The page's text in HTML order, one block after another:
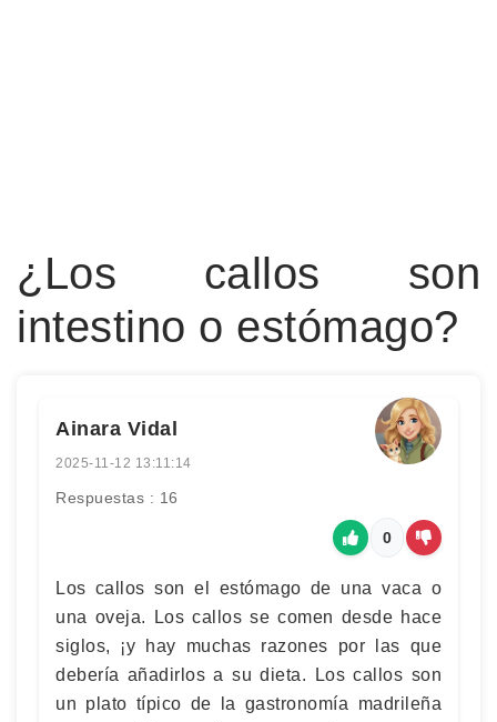
¿Los callos son
intestino o estómago?
Ainara Vidal
2025-11-12 13:11:14
Respuestas : 16
0
Los callos son el estómago de una vaca o
una oveja. Los callos se comen desde hace
siglos, ¡y hay muchas razones por las que
debería añadirlos a su dieta. Los callos son
un plato típico de la gastronomía madrileña